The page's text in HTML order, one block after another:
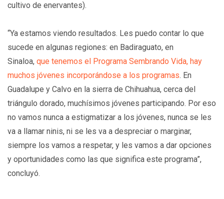
cultivo de enervantes).
“Ya estamos viendo resultados. Les puedo contar lo que
sucede en algunas regiones: en Badiraguato, en
Sinaloa, que tenemos el Programa Sembrando Vida, hay
muchos jóvenes incorporándose a los programas. En
Guadalupe y Calvo en la sierra de Chihuahua, cerca del
triángulo dorado, muchísimos jóvenes participando. Por eso
no vamos nunca a estigmatizar a los jóvenes, nunca se les
va a llamar ninis, ni se les va a despreciar o marginar,
siempre los vamos a respetar, y les vamos a dar opciones
y oportunidades como las que significa este programa”,
concluyó.